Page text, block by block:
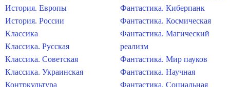
История. Европы
История. России
Классика
Классика. Русская
Классика. Советская
Классика. Украинская
Контркультура
Фантастика. Киберпанк
Фантастика. Космическая
Фантастика. Магический
реализм
Фантастика. Мир пауков
Фантастика. Научная
Фантастика. Социальная